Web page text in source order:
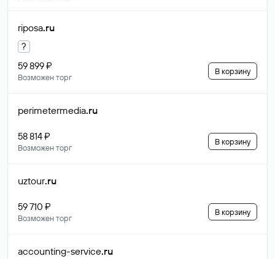
riposa.ru
?
59 899 ₽
Возможен торг
В корзину
perimetermedia.ru
58 814 ₽
Возможен торг
В корзину
uztour.ru
59 710 ₽
Возможен торг
В корзину
accounting-service.ru